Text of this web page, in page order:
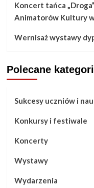
Koncert tańca
Animatorów Kultury
Wernisaż wystawy
Polecane
Sukcesy uczniów i
Konkursy i festiwale
Koncerty
Wystawy
Wydarzenia